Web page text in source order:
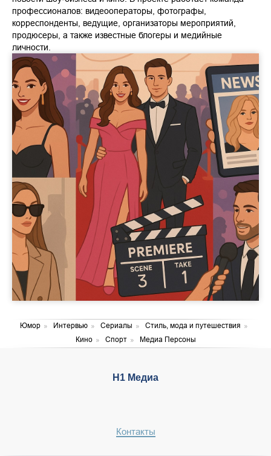
профессионалов: видеооператоры, фотографы,
корреспонденты, ведущие, организаторы мероприятий,
продюсеры, а также известные блогеры и медийные
личности.
Юмор » Интервью » Сериалы » Стиль, мода и путешествия »
Кино » Спорт » Медиа Персоны
Н1 Медиа
Контакты